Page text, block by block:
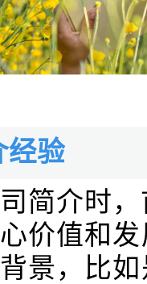
经验
简介时
价值和
景，比